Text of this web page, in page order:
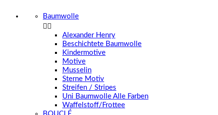
Baumwolle
Alexander Henry
Beschichtete Baumwolle
Kindermotive
Motive
Musselin
Sterne Motiv
Streifen / Stripes
Uni Baumwolle Alle Farben
Waffelstoff/Frottee